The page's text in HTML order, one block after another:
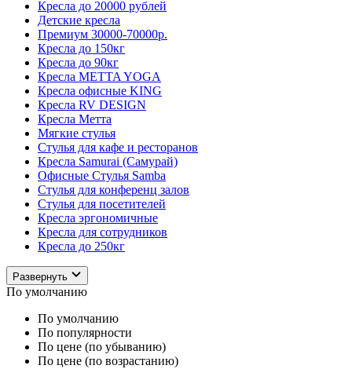
Кресла до 20000 рублей
Детские кресла
Премиум 30000-70000р.
Кресла до 150кг
Кресла до 90кг
Кресла METTA YOGA
Кресла офисные KING
Кресла RV DESIGN
Кресла Метта
Мягкие стулья
Стулья для кафе и ресторанов
Кресла Samurai (Самурай)
Офисные Стулья Samba
Стулья для конференц залов
Стулья для посетителей
Кресла эргономичные
Кресла для сотрудников
Кресла до 250кг
Развернуть
По умолчанию
По умолчанию
По популярности
По цене (по убыванию)
По цене (по возрастанию)